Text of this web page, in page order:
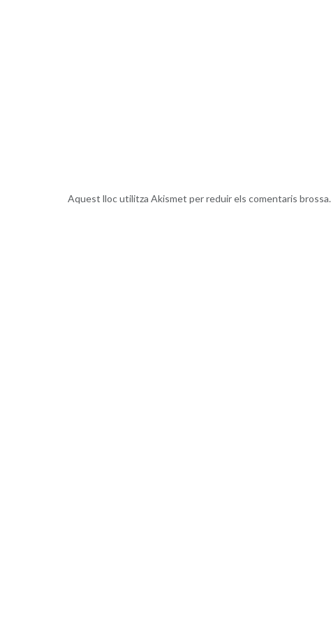
Aquest lloc utilitza Akismet per reduir els comentaris brossa.